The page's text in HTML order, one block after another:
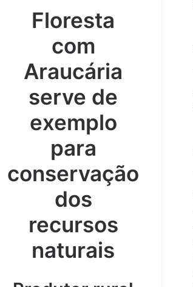
Floresta
com
Araucária
serve de
exemplo
para
conservação
dos
recursos
naturais